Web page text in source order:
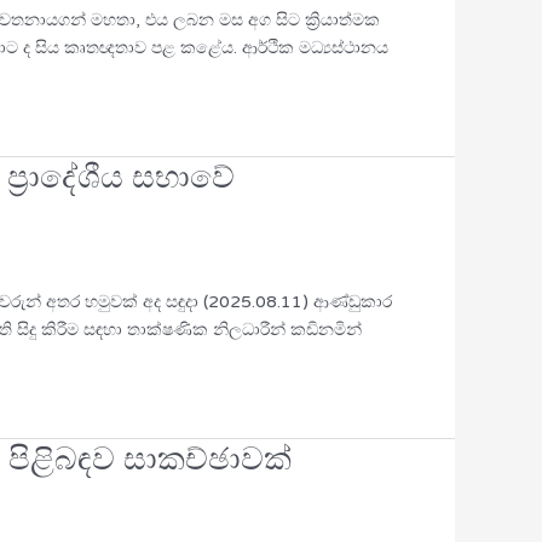
මහතා, එය ලබන මස අග සිට ක්‍රියාත්මක
ද සිය කෘතඥතාව පළ කළේය. ආර්ථික මධ්‍යස්ථානය
සභාවේ
අතර හමුවක් අද සඳුදා (2025.08.11) ආණ්ඩුකාර
සිදු කිරීම සඳහා තාක්ෂණික නිලධාරීන් කඩිනමින්
සාකච්ඡාවක්